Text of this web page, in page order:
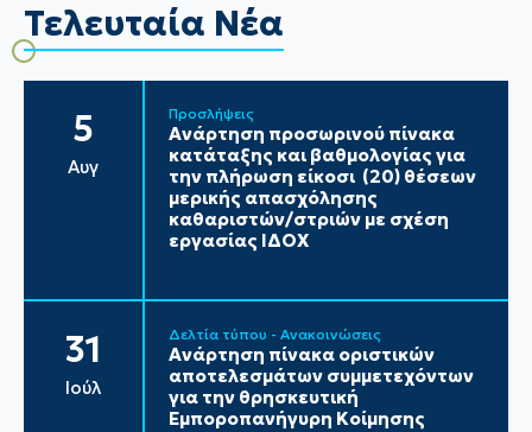
Τελευταία Νέα
5
Αυγ
Προσλήψεις
Ανάρτηση προσωρινού πίνακα
κατάταξης και βαθμολογίας για
την πλήρωση είκοσι (20) θέσεων
μερικής απασχόλησης
καθαριστών/στριών με σχέση
εργασίας ΙΔΟΧ
31
Ιούλ
Δελτία τύπου - Ανακοινώσεις
Ανάρτηση πίνακα οριστικών
αποτελεσμάτων συμμετεχόντων
για την θρησκευτική
Εμποροπανήγυρη Κοίμησης